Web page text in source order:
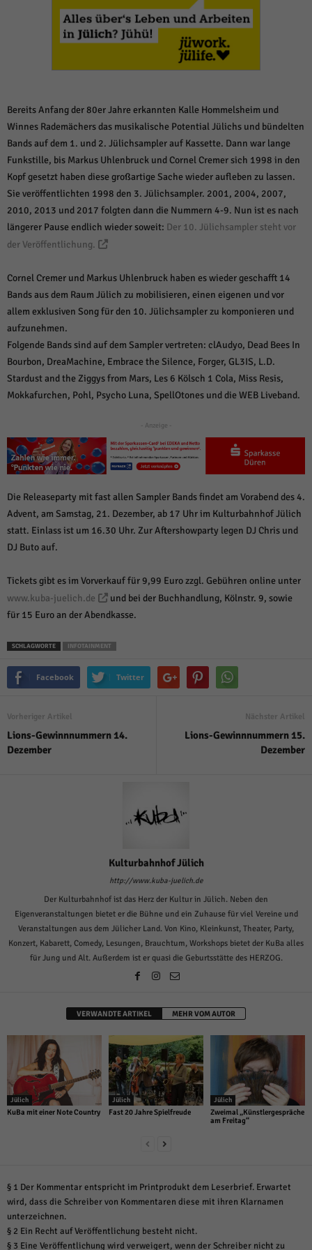
Bereits Anfang der 80er Jahre erkannten Kalle Hommelsheim und
Winnes Rademächers das musikalische Potential Jülichs und bündelten
Bands auf dem 1. und 2. Jülichsampler auf Kassette. Dann war lange
Funkstille, bis Markus Uhlenbruck und Cornel Cremer sich 1998 in den
Kopf gesetzt haben diese großartige Sache wieder aufleben zu lassen.
Sie veröffentlichten 1998 den 3. Jülichsampler. 2001, 2004, 2007,
2010, 2013 und 2017 folgten dann die Nummern 4-9. Nun ist es nach
längerer Pause endlich wieder soweit: Der 10. Jülichsampler steht vor
der Veröffentlichung.
Cornel Cremer und Markus Uhlenbruck haben es wieder geschafft 14
Bands aus dem Raum Jülich zu mobilisieren, einen eigenen und vor
allem exklusiven Song für den 10. Jülichsampler zu komponieren und
aufzunehmen.
Folgende Bands sind auf dem Sampler vertreten: clAudyo, Dead Bees In
Bourbon, DreaMachine, Embrace the Silence, Forger, GL3IS, L.D.
Stardust and the Ziggys from Mars, Les 6 Kölsch 1 Cola, Miss Resis,
Mokkafurchen, Pohl, Psycho Luna, SpellOtones und die WEB Liveband.
- Anzeige -
Die Releaseparty mit fast allen Sampler Bands findet am Vorabend des 4.
Advent, am Samstag, 21. Dezember, ab 17 Uhr im Kulturbahnhof Jülich
statt. Einlass ist um 16.30 Uhr. Zur Aftershowparty legen DJ Chris und
DJ Buto auf.
Tickets gibt es im Vorverkauf für 9,99 Euro zzgl. Gebühren online unter
www.kuba-juelich.de
und bei der Buchhandlung, Kölnstr. 9, sowie
für 15 Euro an der Abendkasse.
SCHLAGWORTE INFOTAINMENT
Facebook Twitter
Vorheriger Artikel
Lions-Gewinnnummern 14.
Dezember
Nächster Artikel
Lions-Gewinnnummern 15.
Dezember
Kulturbahnhof Jülich
http://www.kuba-juelich.de
Der Kulturbahnhof ist das Herz der Kultur in Jülich. Neben den
Eigenveranstaltungen bietet er die Bühne und ein Zuhause für viel Vereine und
Veranstaltungen aus dem Jülicher Land. Von Kino, Kleinkunst, Theater, Party,
Konzert, Kabarett, Comedy, Lesungen, Brauchtum, Workshops bietet der KuBa alles
für Jung und Alt. Außerdem ist er quasi die Geburtsstätte des HERZOG.
VERWANDTE ARTIKEL MEHR VOM AUTOR
Jülich
KuBa mit einer Note Country
Jülich
Fast 20 Jahre Spielfreude
Jülich
Zweimal „Künstlergespräche
am Freitag“
§ 1 Der Kommentar entspricht im Printprodukt dem Leserbrief. Erwartet
wird, dass die Schreiber von Kommentaren diese mit ihren Klarnamen
unterzeichnen.
§ 2 Ein Recht auf Veröffentlichung besteht nicht.
§ 3 Eine Veröffentlichung wird verweigert, wenn der Schreiber nicht zu
Alle akzeptieren Speichern und weiter
Zurück
Essenzielle Cookies ermöglichen grundlegende Funktionen und sind für die
einwandfreie Funktion der Website erforderlich.
Statistiken (1)
Statistik Cookies erfassen Informationen anonym. Diese Informationen helfen
uns zu verstehen, wie unsere Besucher unsere Website nutzen.
Cookie-Informationen anzeigen
Marketing-Cookies werden von Drittanbietern oder Publishern verwendet,
um personalisierte Werbung anzuzeigen. Sie tun dies, indem sie Besucher
über Websites hinweg verfolgen.
Externe Medien (6)
Inhalte von Videoplattformen und Social-Media-Plattformen werden
standardmäßig blockiert. Wenn Cookies von externen Medien akzeptiert
Cookie-Informationen anzeigen
powered by Borlabs Cookie Datenschutzerklärung